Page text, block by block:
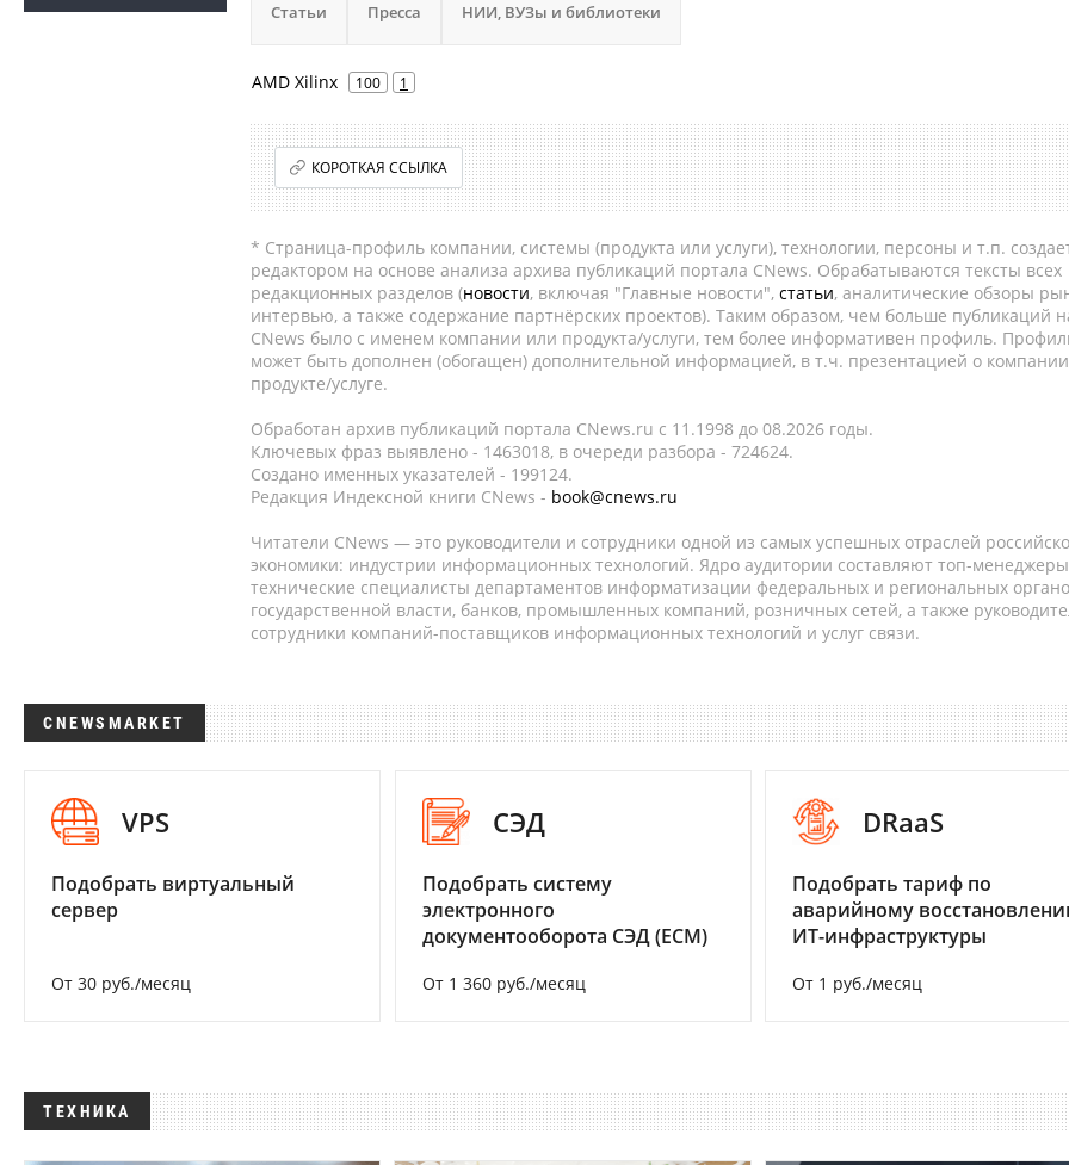
Статьи Пресса НИИ, ВУЗы и библиотеки
AMD Xilinx 100 1
КОРОТКАЯ ССЫЛКА
* Страница-профиль компании, системы (продукта или услуги), технологии, персоны и т.п.
редактором на основе анализа архива публикаций портала CNews. Обрабатываются тексты всех
редакционных разделов (новости, включая "Главные новости", статьи, аналитические обзоры
интервью, а также содержание партнёрских проектов). Таким образом, чем больше публикаций
CNews было с именем компании или продукта/услуги, тем более информативен профиль.
может быть дополнен (обогащен) дополнительной информацией, в т.ч. презентацией о
продукте/услуге.
Обработан архив публикаций портала CNews.ru c 11.1998 до 08.2026 годы.
Ключевых фраз выявлено - 1463018, в очереди разбора - 724624.
Создано именных указателей - 199124.
Редакция Индексной книги CNews - book@cnews.ru
Читатели CNews — это руководители и сотрудники одной из самых успешных отраслей
экономики: индустрии информационных технологий. Ядро аудитории составляют топ-
технические специалисты департаментов информатизации федеральных и региональных
государственной власти, банков, промышленных компаний, розничных сетей, а также
сотрудники компаний-поставщиков информационных технологий и услуг связи.
CNEWSMARKET
VPS
Подобрать виртуальный
сервер
От 30 руб./месяц
СЭД
Подобрать систему
электронного
документооборота СЭД (ECM)
От 1 360 руб./месяц
DRaaS
Подобрать тариф по
аварийному
ИТ-инфраструктуры
От 1 руб./месяц
ТЕХНИКА